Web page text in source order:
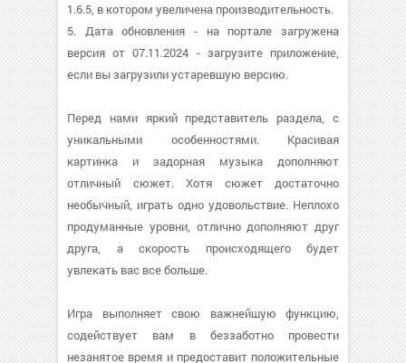
1.6.5, в котором увеличена производительность.
5. Дата обновления - на портале загружена
версия от 07.11.2024 - загрузите приложение,
если вы загрузили устаревшую версию.
Перед нами яркий представитель раздела, с
уникальными особенностями. Красивая
картинка и задорная музыка дополняют
отличный сюжет. Хотя сюжет достаточно
необычный, играть одно удовольствие. Неплохо
продуманные уровни, отлично дополняют друг
друга, а скорость происходящего будет
увлекать вас все больше.
Игра выполняет свою важнейшую функцию,
содействует вам в беззаботно провести
незанятое время и предоставит положительные